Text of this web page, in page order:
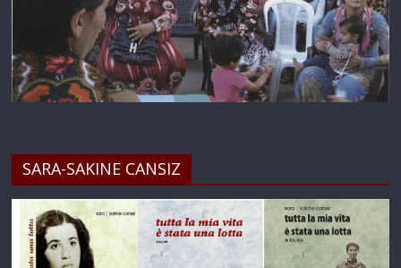
SARA-SAKINE CANSIZ